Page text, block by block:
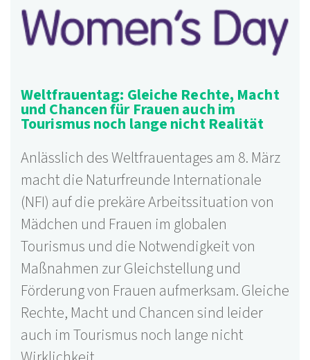
Weltfrauentag: Gleiche Rechte, Macht
und Chancen für Frauen auch im
Tourismus noch lange nicht Realität
Anlässlich des Weltfrauentages am 8. März
macht die Naturfreunde Internationale
(NFI) auf die prekäre Arbeitssituation von
Mädchen und Frauen im globalen
Tourismus und die Notwendigkeit von
Maßnahmen zur Gleichstellung und
Förderung von Frauen aufmerksam. Gleiche
Rechte, Macht und Chancen sind leider
auch im Tourismus noch lange nicht